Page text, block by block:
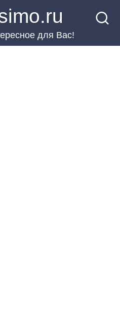
для Вас!